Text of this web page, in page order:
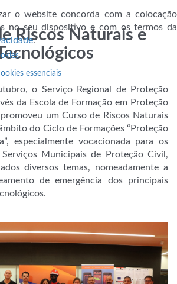
Riscos Naturais e
o Serviço Regional de Proteção
da Escola de Formação em Proteção
um Curso de Riscos Naturais
do Ciclo de Formações “Proteção
especialmente vocacionada para os
Municipais de Proteção Civil,
diversos temas, nomeadamente a
de emergência dos principais
o website concorda com a colocação
no seu dispositivo e com os termos da
.
essenciais